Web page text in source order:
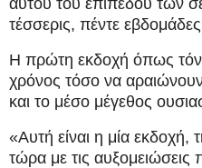
αυτού του επίπεδου των
τέσσερις, πέντε
Η πρώτη εκδοχή όπως
χρόνος τόσο να
και το μέσο μέγεθος
«Αυτή είναι η μία εκδοχή,
τώρα με τις αυξομειώσεις